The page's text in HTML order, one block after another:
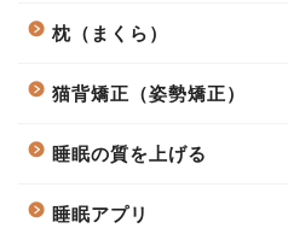
枕（まくら）
猫背矯正（姿勢矯正）
睡眠の質を上げる
睡眠アプリ